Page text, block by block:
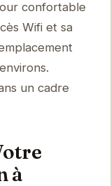
confortable
Wifi et sa
un cadre
à